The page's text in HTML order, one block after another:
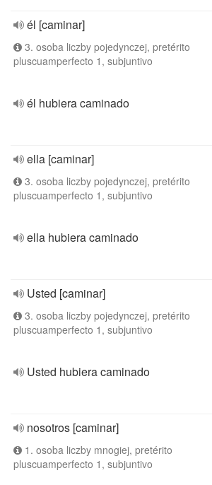
él [caminar]
3. osoba liczby pojedynczej, pretérito
pluscuamperfecto 1, subjuntivo
él hubiera caminado
ella [caminar]
3. osoba liczby pojedynczej, pretérito
pluscuamperfecto 1, subjuntivo
ella hubiera caminado
Usted [caminar]
3. osoba liczby pojedynczej, pretérito
pluscuamperfecto 1, subjuntivo
Usted hubiera caminado
nosotros [caminar]
1. osoba liczby mnogiej, pretérito
pluscuamperfecto 1, subjuntivo